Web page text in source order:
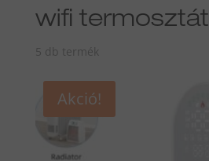
wifi termosztát
5 db termék
Akció!